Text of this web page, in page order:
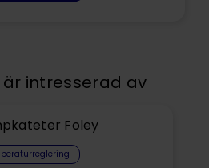
är intresserad av
Foley